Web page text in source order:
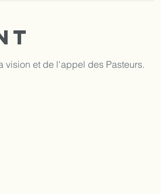
vision et de l'appel des Pasteurs.